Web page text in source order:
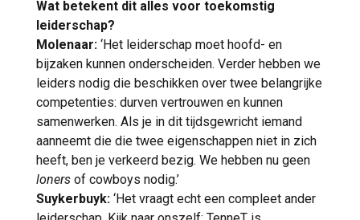
Wat betekent dit alles voor toekomstig
leiderschap?
Molenaar: ‘Het leiderschap moet hoofd- en
bijzaken kunnen onderscheiden. Verder hebben we
leiders nodig die beschikken over twee belangrijke
competenties: durven vertrouwen en kunnen
samenwerken. Als je in dit tijdsgewricht iemand
aanneemt die die twee eigenschappen niet in zich
heeft, ben je verkeerd bezig. We hebben nu geen
loners of cowboys nodig.’
Suykerbuyk: ‘Het vraagt echt een compleet ander